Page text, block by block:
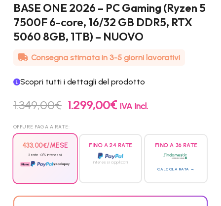
BASE ONE 2026 – PC Gaming (Ryzen 5
7500F 6-core, 16/32 GB DDR5, RTX
5060 8GB, 1TB) – NUOVO
Consegna stimata in 3-5 giorni lavorativi
Scopri tutti i dettagli del prodotto
1.349,00€ Il
prezzo
originale
era:
1.349,00€.
1.299,00€Il
1.299,00€.
IVA Incl.
OPPURE PAGA A RATE:
433,00€/MESE
3 rate · 0% interessi
FINO A 24 RATE
interessi applicati
FINO A 36 RATE
CALCOLA RATA →